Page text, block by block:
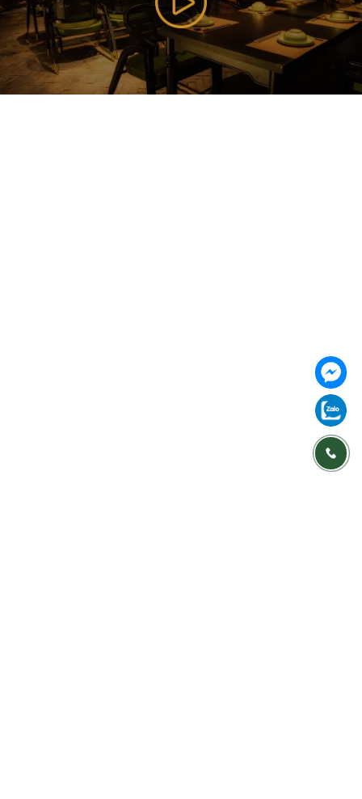
177 Bùi Thị Xuân, P. Nguyễn Du, Q. Hai Bà Trưng,
Hà Nội ( Gần Vincom Center Bà Triệu ), Hanoi,
Vietnam
085 353 5656
https://vilai.vn